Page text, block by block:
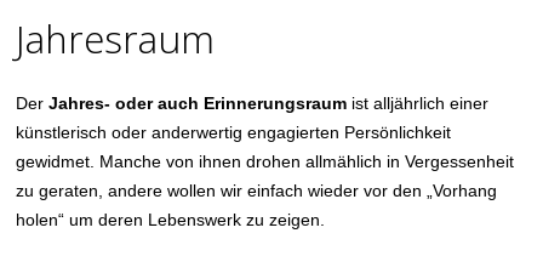
Jahresraum
DerJahres- oder auch Erinnerungsraum ist alljährlich einer
künstlerisch oder anderwertig engagierten Persönlichkeit
gewidmet. Manche von ihnen drohen allmählich in Vergessenheit
zu geraten, andere wollen wir einfach wieder vor den „Vorhang
holen“ um deren Lebenswerk zu zeigen.